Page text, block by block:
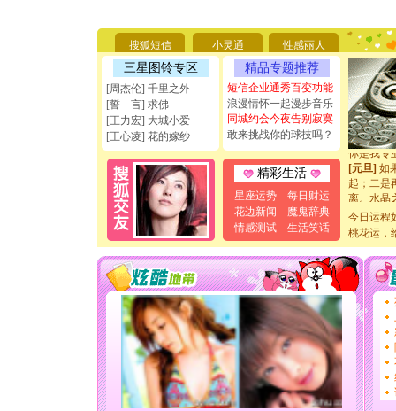
搜狐短信 小灵通 性感丽人
三星图铃专区
[周杰伦] 千里之外
[誓 言] 求佛
[王力宏] 大城小爱
[王心凌] 花的嫁纱
精品专题推荐
短信企业通秀百变功能
浪漫情怀一起漫步音乐
同城约会今夜告别寂寞
敢来挑战你的球技吗？
精彩生活
星座运势
每日财运
花边新闻
魔鬼辞典
情感测试
生活笑话
要平安！
[圣诞节]
能正大光
天都要快
[圣诞节]
如意,快
[元旦]看
断电。爱
你是我专
[元旦] 如
起；二是
离。水晶
泣，这
卖了。水
[春节]风
颜！冬去
道一声
[春节]
传
片叶子
送你一
[圣诞节]
你太多
要平安
[圣诞节]
能正大
今日运程
桃花运，